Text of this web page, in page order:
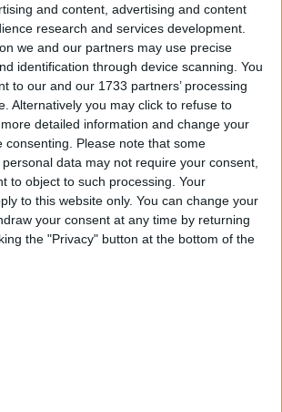
and content, advertising and content
research and services development.
we and our partners may use precise
identification through device scanning. You
to our and our 1733 partners’ processing
Alternatively you may click to refuse to
detailed information and change your
Please note that some
data may not require your consent,
to object to such processing. Your
to this website only. You can change your
your consent at any time by returning
the "Privacy" button at the bottom of the